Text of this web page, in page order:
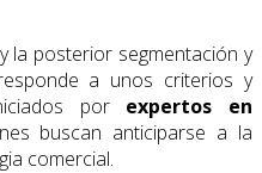
la posterior segmentación y
a unos criterios y
por expertos en
buscan anticiparse a la
comercial.